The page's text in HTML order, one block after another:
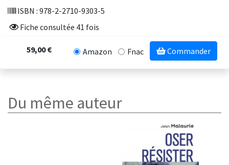
ISBN : 978-2-2710-9303-5
Fiche consultée 41 fois
59,00 € Amazon Fnac Commander
Du même auteur